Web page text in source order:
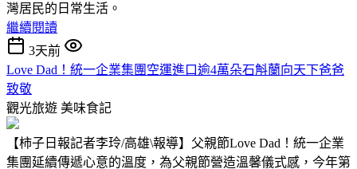
灣居民的日常生活。
繼續閱讀
3天前
Love Dad！統一企業集團空運進口逾4萬朵石斛蘭向天下爸爸
致敬
觀光旅遊 美味食記
【柿子日報記者李玲/高雄\報導】父親節Love Dad！統一企業
集團延續傳遞心意的溫度，為父親節營造溫馨儀式感，今年第